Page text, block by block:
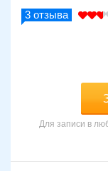
3 отзыва
Для записи в